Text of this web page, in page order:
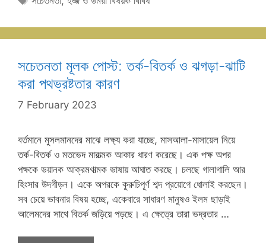
সচেতনতা মূলক পোস্ট: তর্ক-বিতর্ক ও ঝগড়া-ঝাটি
করা পথভ্রষ্টতার কারণ
7 February 2023
বর্তমানে মুসলমানদের মাঝে লক্ষ্য করা যাচ্ছে, মাসআলা-মাসায়েল নিয়ে
তর্ক-বিতর্ক ও মতভেদ মারাত্মক আকার ধারণ করেছে। এক পক্ষ অপর
পক্ষকে ভয়ানক আক্রমণাত্মক ভাষায় আঘাত করছে। চলছে গালাগালি আর
হিংসার উদগীড়ন। একে অপরকে কুরুচিপূর্ণ শব্দ প্রয়োগে ধোলাই করছেন।
সব চেয়ে ভাবনার বিষয় হচ্ছে, একেবারে সাধারণ মানুষও ইলম ছাড়াই
আলেমদের সাথে বিতর্ক জড়িয়ে পড়ছে। এ ক্ষেত্রে তারা ভদ্রতার …